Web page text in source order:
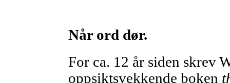
Når ord dør.
For ca. 12 år siden skrev
oppsiktsvekkende boken